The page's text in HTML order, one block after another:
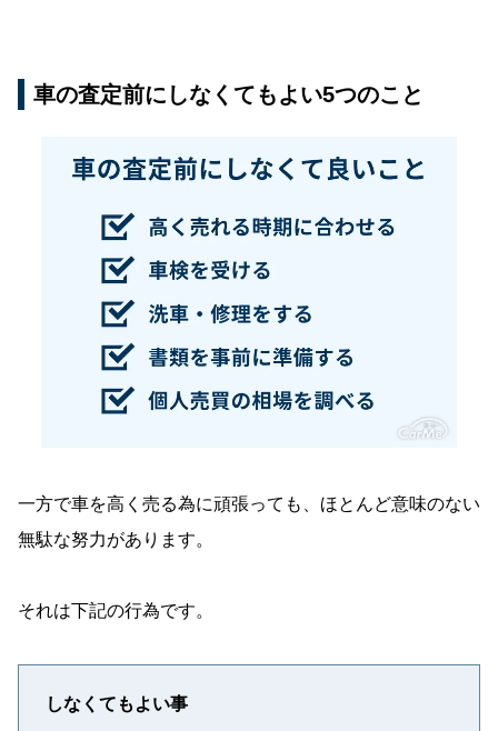
車の査定前にしなくてもよい5つのこと
一方で車を高く売る為に頑張っても、ほとんど意味のない
無駄な努力があります。
それは下記の行為です。
しなくてもよい事